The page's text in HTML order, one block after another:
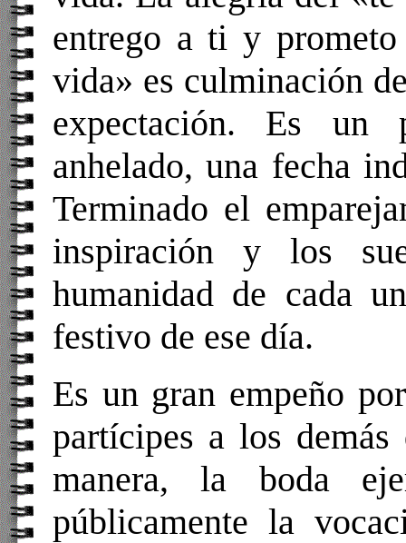
entrego a ti y
vida» es culminación
expectación. Es un
anhelado, una fecha
Terminado el
inspiración y los
humanidad de cada
festivo de ese día.
Es un gran empeño
partícipes a los
manera, la boda
públicamente la